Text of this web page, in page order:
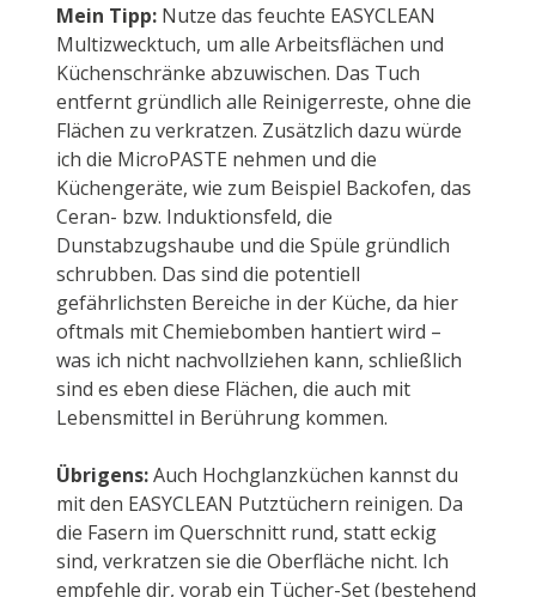
Mein Tipp: Nutze das feuchte EASYCLEAN
Multizwecktuch, um alle Arbeitsflächen und
Küchenschränke abzuwischen. Das Tuch
entfernt gründlich alle Reinigerreste, ohne die
Flächen zu verkratzen. Zusätzlich dazu würde
ich die MicroPASTE nehmen und die
Küchengeräte, wie zum Beispiel Backofen, das
Ceran- bzw. Induktionsfeld, die
Dunstabzugshaube und die Spüle gründlich
schrubben. Das sind die potentiell
gefährlichsten Bereiche in der Küche, da hier
oftmals mit Chemiebomben hantiert wird –
was ich nicht nachvollziehen kann, schließlich
sind es eben diese Flächen, die auch mit
Lebensmittel in Berührung kommen.
Übrigens:Auch Hochglanzküchen kannst du
mit den EASYCLEAN Putztüchern reinigen. Da
die Fasern im Querschnitt rund, statt eckig
sind, verkratzen sie die Oberfläche nicht. Ich
empfehle dir, vorab ein Tücher-Set (bestehend